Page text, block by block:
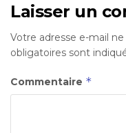
Laisser un
Votre adresse e-mail ne
obligatoires sont
Commentaire *